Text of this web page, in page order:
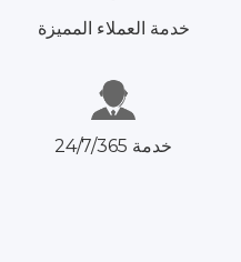
خدمة العملاء المميزة
خدمة 24/7/365